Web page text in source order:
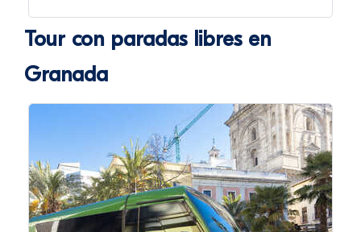
Tour con paradas libres en
Granada